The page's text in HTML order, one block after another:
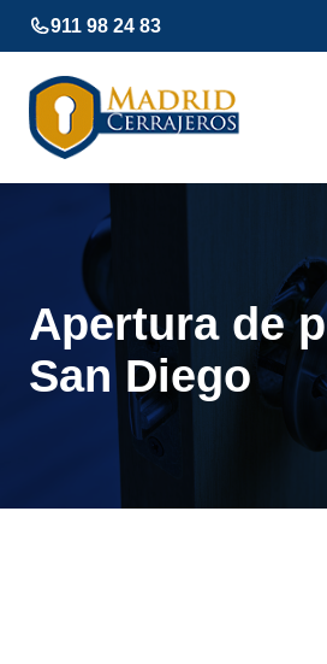
Saltar
al
contenido
911 98 24 83
Apertura de
San Diego